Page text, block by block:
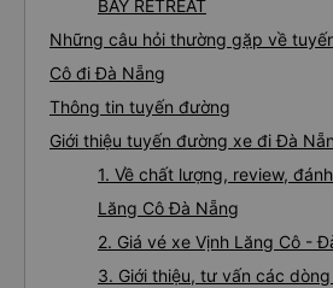
BAY RETREAT
Những câu hỏi thường gặp về
Cô đi Đà Nẵng
Thông tin tuyến đường
Giới thiệu tuyến đường xe đi Đà
1. Về chất lượng, review,
Lăng Cô Đà Nẵng
2. Giá vé xe Vịnh Lăng Cô -
3. Giới thiệu, tư vấn các